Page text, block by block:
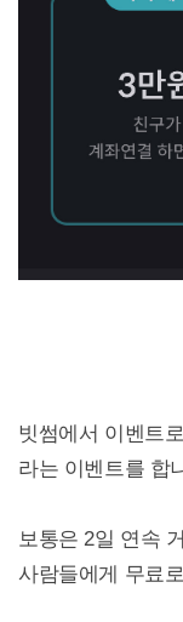
빗썸에서 이벤트
라는 이벤트를 합
보통은 2일 연속
사람들에게 무료